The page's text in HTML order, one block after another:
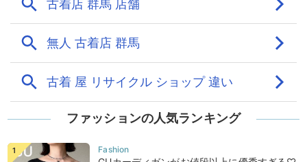
ファッションの人気ランキング